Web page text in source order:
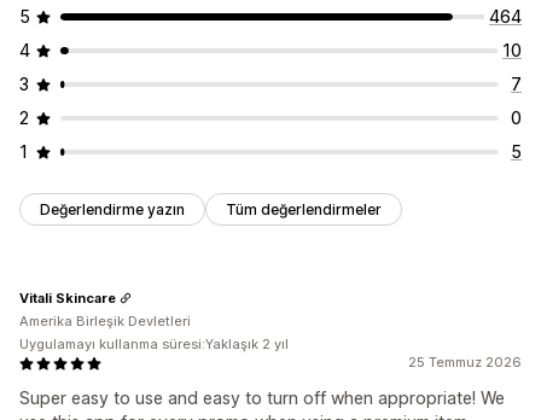
5
464
4
10
3
7
2
0
1
5
Değerlendirme yazın Tüm değerlendirmeler
25 Temmuz 2026
Super easy to use and easy to turn off when appropriate! We
Vitali Skincare
Amerika Birleşik Devletleri
Uygulamayı kullanma süresi:Yaklaşık 2 yıl